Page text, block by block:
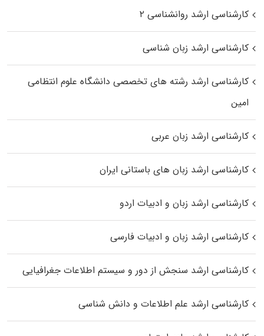
کارشناسی ارشد روانشناسی ۲
کارشناسی ارشد زبان شناسی
کارشناسی ارشد رﺷﺘﻪ ﻫﺎی تخصصی داﻧﺸﮕﺎه ﻋﻠﻮم انتظامی
اﻣﻴﻦ
کارشناسی ارشد زبان عربی
کارشناسی ارشد زبان‌ های باستانی ایران
کارشناسی ارشد زبان و ادبیات اردو
کارشناسی ارشد زبان و ادبیات فارسی
کارشناسی ارشد سنجش از دور و سیستم اطلاعات جغرافیایی
کارشناسی ارشد علم اطلاعات و دانش شناسی